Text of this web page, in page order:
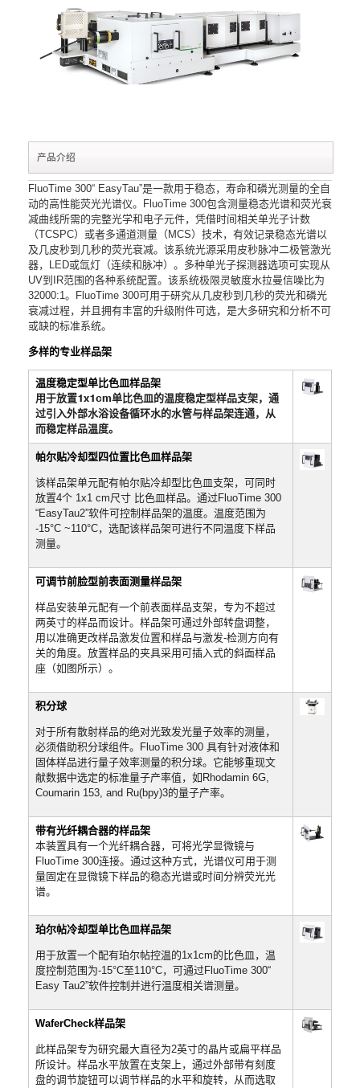
产品介绍
FluoTime 300“ EasyTau”是一款用于稳态，寿命和磷光测量的全自
动的高性能荧光光谱仪。FluoTime 300包含测量稳态光谱和荧光衰
减曲线所需的完整光学和电子元件，凭借时间相关单光子计数
（TCSPC）或者多通道测量（MCS）技术，有效记录稳态光谱以
及几皮秒到几秒的荧光衰减。该系统光源采用皮秒脉冲二极管激光
器，LED或氙灯（连续和脉冲）。多种单光子探测器选项可实现从
UV到IR范围的各种系统配置。该系统极限灵敏度水拉曼信噪比为
32000:1。FluoTime 300可用于研究从几皮秒到几秒的荧光和磷光
衰减过程，并且拥有丰富的升级附件可选，是大多研究和分析不可
或缺的标准系统。
多样的专业样品架
温度稳定型单比色皿样品架
用于放置1x1cm单比色皿的温度稳定型样品支架，通
过引入外部水浴设备循环水的水管与样品架连通，从
而稳定样品温度。
帕尔贴冷却型四位置比色皿样品架
该样品架单元配有帕尔贴冷却型比色皿支架，可同时
放置4个 1x1 cm尺寸 比色皿样品。通过FluoTime 300
“EasyTau2”软件可控制样品架的温度。温度范围为
-15°C ~110°C，选配该样品架可进行不同温度下样品
测量。
可调节前脸型前表面测量样品架
样品安装单元配有一个前表面样品支架，专为不超过
两英寸的样品而设计。样品架可通过外部转盘调整，
用以准确更改样品激发位置和样品与激发-检测方向有
关的角度。放置样品的夹具采用可插入式的斜面样品
座（如图所示）。
积分球
对于所有散射样品的绝对光致发光量子效率的测量，
必须借助积分球组件。FluoTime 300 具有针对液体和
固体样品进行量子效率测量的积分球。它能够重现文
献数据中选定的标准量子产率值，如Rhodamin 6G,
Coumarin 153, and Ru(bpy)3的量子产率。
带有光纤耦合器的样品架
本装置具有一个光纤耦合器，可将光学显微镜与
FluoTime 300连接。通过这种方式，光谱仪可用于测
量固定在显微镜下样品的稳态光谱或时间分辨荧光光
谱。
珀尔帖冷却型单比色皿样品架
用于放置一个配有珀尔帖控温的1x1cm的比色皿，温
度控制范围为-15°C至110°C，可通过FluoTime 300“
Easy Tau2”软件控制并进行温度相关谱测量。
WaferCheck样品架
此样品架专为研究最大直径为2英寸的晶片或扁平样品
所设计。样品水平放置在支架上，通过外部带有刻度
盘的调节旋钮可以调节样品的水平和旋转，从而选取